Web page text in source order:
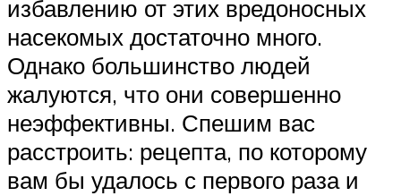
избавлению от этих вредоносных
насекомых достаточно много.
Однако большинство людей
жалуются, что они совершенно
неэффективны. Спешим вас
расстроить: рецепта, по которому
вам бы удалось с первого раза и